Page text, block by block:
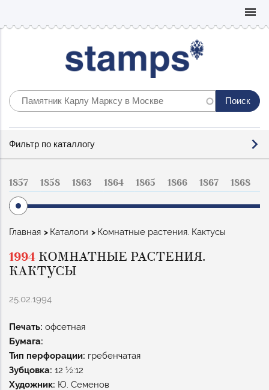
menu
по
Фильтр по каталлогу
1857 1858 1863 1864 1865 1866 1867 1868
Строка
Главная Каталоги Комнатные растения. Кактусы
1994 КОМНАТНЫЕ РАСТЕНИЯ.
КАКТУСЫ
25.02.1994
Печать: офсетная
Бумага:
Тип перфорации: гребенчатая
Зубцовка: 12 ½:12
Художник: Ю. Семенов